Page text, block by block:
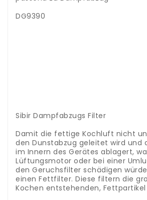
DG9390
Sibir Dampfabzugs Filter
Damit die fettige Kochluft nicht
den Dunstabzug geleitet wird und
im Innern des Gerätes ablagert,
Lüftungsmotor oder bei einer
den Geruchsfilter schädigen
einen Fettfilter. Diese filtern die
Kochen entstehenden, Fettpartikel